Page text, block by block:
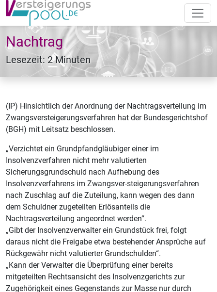
Nachtrag
Lesezeit: 2 Minuten
(IP) Hinsichtlich der Anordnung der Nachtragsverteilung im
Zwangsversteigerungsverfahren hat der Bundesgerichtshof
(BGH) mit Leitsatz beschlossen.
„Verzichtet ein Grundpfandgläubiger einer im
Insolvenzverfahren nicht mehr valutierten
Sicherungsgrundschuld nach Aufhebung des
Insolvenzverfahrens im Zwangsver-steigerungsverfahren
nach Zuschlag auf die Zuteilung, kann wegen des dann
dem Schuldner zugeteilten Erlösanteils die
Nachtragsverteilung angeordnet werden“.
„Gibt der Insolvenzverwalter ein Grundstück frei, folgt
daraus nicht die Freigabe etwa bestehender Ansprüche auf
Rückgewähr nicht valutierter Grundschulden“.
„Kann der Verwalter die Überprüfung einer bereits
mitgeteilten Rechtsansicht des Insolvenzgerichts zur
Zugehörigkeit eines Gegenstands zur Masse nur durch